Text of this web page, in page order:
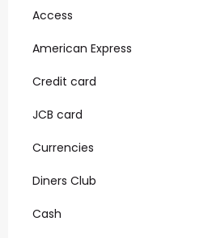
Access
American Express
Credit card
JCB card
Currencies
Diners Club
Cash